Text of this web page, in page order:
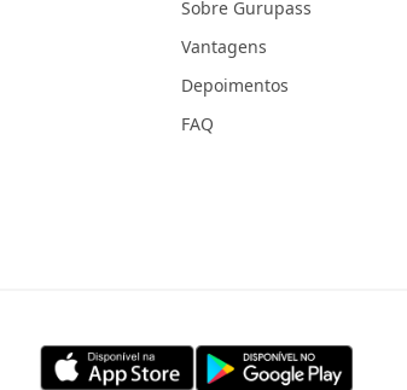
Sobre Gurupass
Vantagens
Depoimentos
FAQ